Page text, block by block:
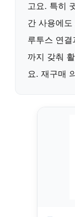
고요. 특히
간 사용에
루투스 연
까지 갖춰
요. 재구매